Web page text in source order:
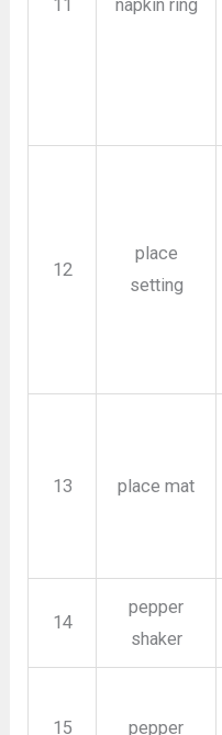
11 napkin ring
12
place
setting
13 place mat
14
pepper
shaker
15 pepper